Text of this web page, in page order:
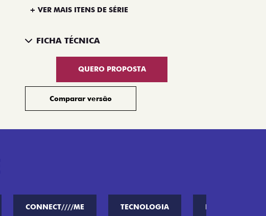
+ VER MAIS ITENS DE SÉRIE
FICHA TÉCNICA
QUERO PROPOSTA
Comparar versão
CONNECT////ME TECNOLOGIA PERFORMANCE